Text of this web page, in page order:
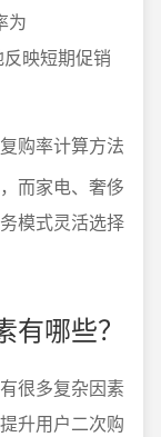
为
映短期促销
购率计算方法
而家电、奢侈
模式灵活选择
哪些？
很多复杂因素
升用户二次购